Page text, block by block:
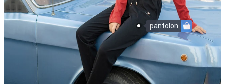
pantolon